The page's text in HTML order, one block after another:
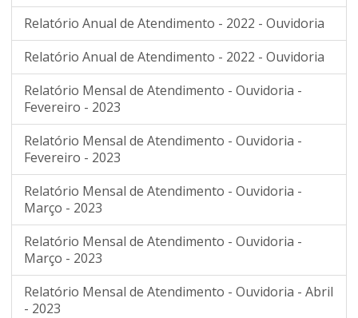
Relatório Anual de Atendimento - 2022 - Ouvidoria
Relatório Anual de Atendimento - 2022 - Ouvidoria
Relatório Mensal de Atendimento - Ouvidoria -
Fevereiro - 2023
Relatório Mensal de Atendimento - Ouvidoria -
Fevereiro - 2023
Relatório Mensal de Atendimento - Ouvidoria -
Março - 2023
Relatório Mensal de Atendimento - Ouvidoria -
Março - 2023
Relatório Mensal de Atendimento - Ouvidoria - Abril
- 2023